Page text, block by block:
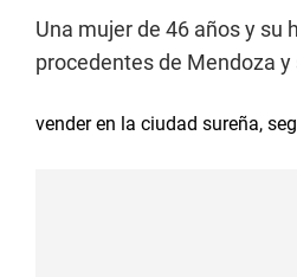
Una mujer de 46 años y su
procedentes de Mendoza
vender en la ciudad sureña,